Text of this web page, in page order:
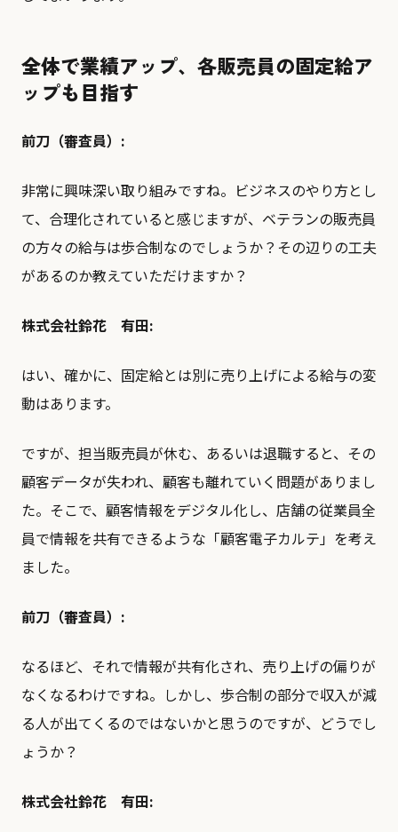
全体で業績アップ、各販売員の固定給ア
ップも目指す
前刀（審査員）:
非常に興味深い取り組みですね。ビジネスのやり方とし
て、合理化されていると感じますが、ベテランの販売員
の方々の給与は歩合制なのでしょうか？その辺りの工夫
があるのか教えていただけますか？
株式会社鈴花 有田:
はい、確かに、固定給とは別に売り上げによる給与の変
動はあります。
ですが、担当販売員が休む、あるいは退職すると、その
顧客データが失われ、顧客も離れていく問題がありまし
た。そこで、顧客情報をデジタル化し、店舗の従業員全
員で情報を共有できるような「顧客電子カルテ」を考え
ました。
前刀（審査員）:
なるほど、それで情報が共有化され、売り上げの偏りが
なくなるわけですね。しかし、歩合制の部分で収入が減
る人が出てくるのではないかと思うのですが、どうでし
ょうか？
株式会社鈴花 有田: